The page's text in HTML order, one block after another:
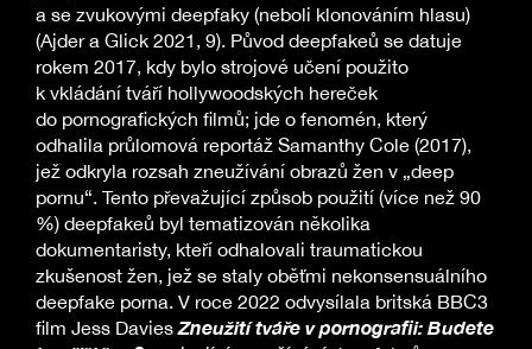
a se zvukovými deepfaky (neboli klonováním hlasu)
(Ajder a Glick 2021, 9). Původ deepfakeů se datuje
rokem 2017, kdy bylo strojové učení použito
k vkládání tváří hollywoodských hereček
do pornografických filmů; jde o fenomén, který
odhalila průlomová reportáž Samanthy Cole (2017),
jež odkryla rozsah zneužívání obrazů žen v „deep
pornu“. Tento převažující způsob použití (více než 90
%) deepfakeů byl tematizován několika
dokumentaristy, kteří odhalovali traumatickou
zkušenost žen, jež se staly oběťmi nekonsensuálního
deepfake porna. V roce 2022 odvysílala britská BBC3
film Jess DaviesZneužití tváře v pornografii: Budete